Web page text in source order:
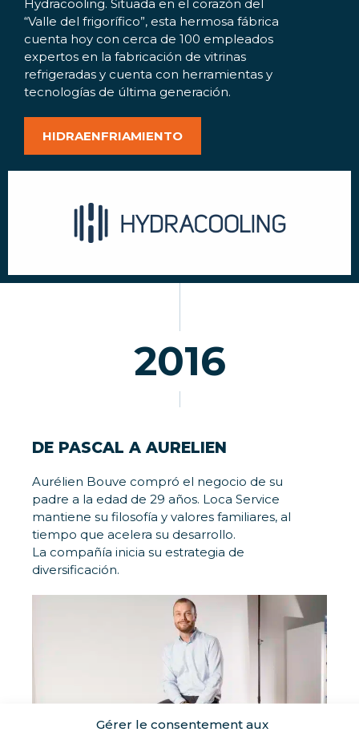
Gérer le consentement aux
Hydracooling. Situada en el corazón del
“Valle del frigorífico”, esta hermosa fábrica
cuenta hoy con cerca de 100 empleados
expertos en la fabricación de vitrinas
refrigeradas y cuenta con herramientas y
tecnologías de última generación.
HIDRAENFRIAMIENTO
2016
DE PASCAL A AURELIEN
Aurélien Bouve compró el negocio de su
padre a la edad de 29 años. Loca Service
mantiene su filosofía y valores familiares, al
tiempo que acelera su desarrollo.
La compañía inicia su estrategia de
diversificación.